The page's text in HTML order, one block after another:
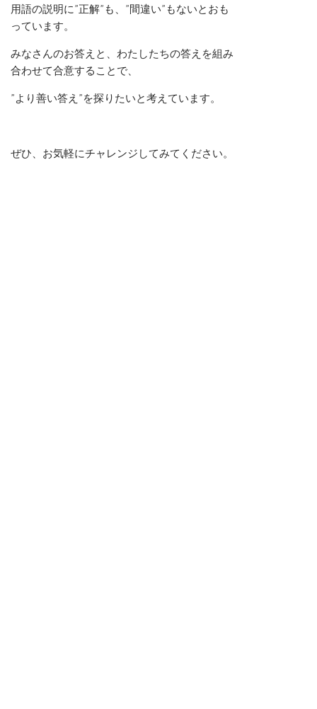
用語の説明に”正解”も、”間違い”もないとおも
っています。
みなさんのお答えと、わたしたちの答えを組み
合わせて合意することで、
”より善い答え”を探りたいと考えています。
ぜひ、お気軽にチャレンジしてみてください。